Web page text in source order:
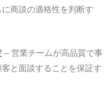
商談の適格性を判断す
– 営業チームが高品質で事
と面談することを保証す